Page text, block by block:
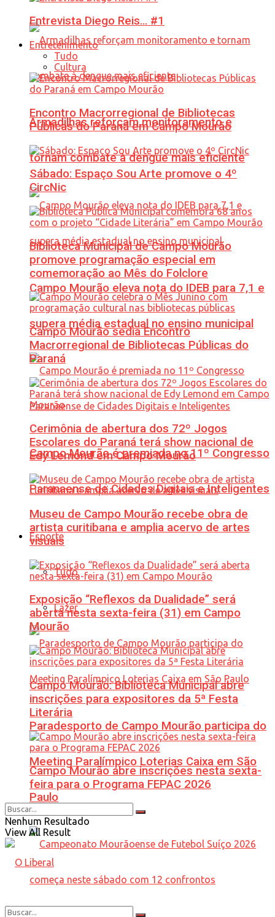
Armadilhas reforçam monitoramento e
tornam combate à dengue mais eficiente
Campo Mourão eleva nota do IDEB para 7,1 e
supera média estadual no ensino municipal
Campo Mourão é premiada no 11º Congresso
Paranaense de Cidades Digitais e Inteligentes
Esporte
Tudo
Lazer
Paradesporto de Campo Mourão participa do
Meeting Paralímpico Loterias Caixa em São
Paulo
Entrevista Diego Reis… #1
Entretenimento
Tudo
Cultura
Encontro Macrorregional de Bibliotecas
Públicas do Paraná em Campo Mourão
Sábado: Espaço Sou Arte promove o 4º
CircNic
Biblioteca Municipal de Campo Mourão
promove programação especial em
comemoração ao Mês do Folclore
Campo Mourão sedia Encontro
Macrorregional de Bibliotecas Públicas do
Paraná
Cerimônia de abertura dos 72º Jogos
Escolares do Paraná terá show nacional de
Edy Lemond em Campo Mourão
Museu de Campo Mourão recebe obra de
artista curitibana e amplia acervo de artes
visuais
Exposição “Reflexos da Dualidade” será
aberta nesta sexta-feira (31) em Campo
Mourão
Campo Mourão: Biblioteca Municipal abre
inscrições para expositores da 5ª Festa
Literária
Campo Mourão abre inscrições nesta sexta-
feira para o Programa FEPAC 2026
Nenhum Resultado
View All Result